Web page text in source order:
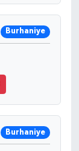
Burhaniye
Burhaniye